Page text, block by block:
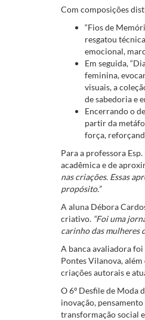
Com composições
“Fios de
resgatou
emocional,
Em seguida,
feminina,
visuais, a
de sabedoria e
Encerrando o
partir da
força,
Para a professora
acadêmica e de
nas criações. Essas
propósito.”
A aluna Débora
criativo. “Foi uma
carinho das mulheres
A banca avaliadora
Pontes Vilanova,
criações autorais e
O 6º Desfile de Moda
inovação,
transformação social